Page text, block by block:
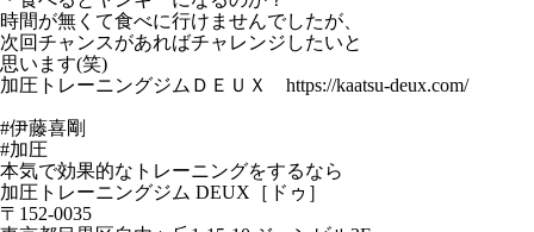
時間が無くて食べに行けませんでしたが、
次回チャンスがあればチャレンジしたいと
思います(笑)
加圧トレーニングジムＤＥＵＸ https://kaatsu-deux.com/
#伊藤喜剛
#加圧
本気で効果的なトレーニングをするなら
加圧トレーニングジム DEUX［ドゥ］
〒152-0035